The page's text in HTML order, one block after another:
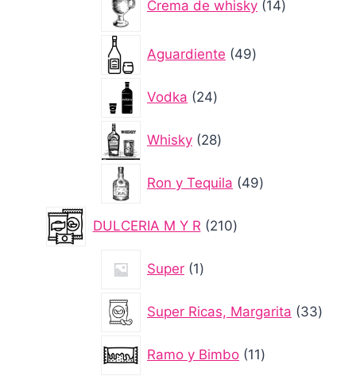
Crema de whisky 14productos
Aguardiente 49
49
productos
Vodka
24
24
productos
Whisky 28
28
productos
Ron y Tequila
49
49
productos
DULCERIA M Y R 210
210
productos
Super 1
1
producto
Super Ricas, Margarita
33
33
Ramo y Bimbo 11
11
productos